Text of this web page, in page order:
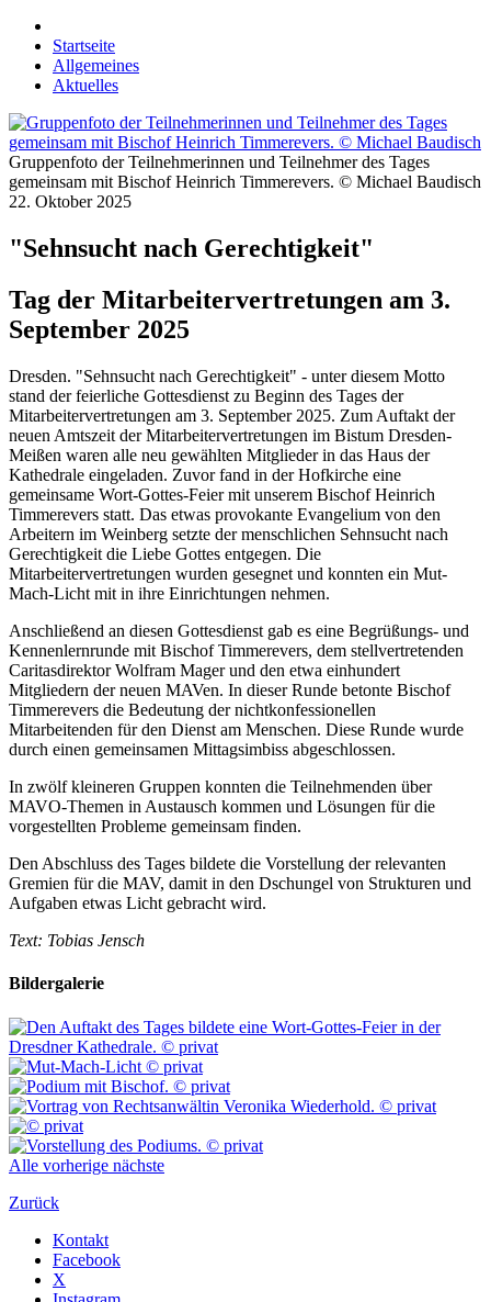
Startseite
Allgemeines
Aktuelles
Gruppenfoto der Teilnehmerinnen und Teilnehmer des Tages
gemeinsam mit Bischof Heinrich Timmerevers. © Michael Baudisch
22. Oktober 2025
"Sehnsucht nach Gerechtigkeit"
Tag der Mitarbeitervertretungen am 3.
September 2025
Dresden. "Sehnsucht nach Gerechtigkeit" - unter diesem Motto
stand der feierliche Gottesdienst zu Beginn des Tages der
Mitarbeitervertretungen am 3. September 2025. Zum Auftakt der
neuen Amtszeit der Mitarbeitervertretungen im Bistum Dresden-
Meißen waren alle neu gewählten Mitglieder in das Haus der
Kathedrale eingeladen. Zuvor fand in der Hofkirche eine
gemeinsame Wort-Gottes-Feier mit unserem Bischof Heinrich
Timmerevers statt. Das etwas provokante Evangelium von den
Arbeitern im Weinberg setzte der menschlichen Sehnsucht nach
Gerechtigkeit die Liebe Gottes entgegen. Die
Mitarbeitervertretungen wurden gesegnet und konnten ein Mut-
Mach-Licht mit in ihre Einrichtungen nehmen.
Anschließend an diesen Gottesdienst gab es eine Begrüßungs- und
Kennenlernrunde mit Bischof Timmerevers, dem stellvertretenden
Caritasdirektor Wolfram Mager und den etwa einhundert
Mitgliedern der neuen MAVen. In dieser Runde betonte Bischof
Timmerevers die Bedeutung der nichtkonfessionellen
Mitarbeitenden für den Dienst am Menschen. Diese Runde wurde
durch einen gemeinsamen Mittagsimbiss abgeschlossen.
In zwölf kleineren Gruppen konnten die Teilnehmenden über
MAVO-Themen in Austausch kommen und Lösungen für die
vorgestellten Probleme gemeinsam finden.
Den Abschluss des Tages bildete die Vorstellung der relevanten
Gremien für die MAV, damit in den Dschungel von Strukturen und
Aufgaben etwas Licht gebracht wird.
Text: Tobias Jensch
Bildergalerie
Alle vorherige nächste
Zurück
Kontakt
Facebook
X